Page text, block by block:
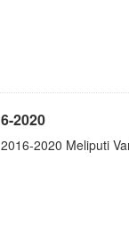
2020
2020 Meliputi